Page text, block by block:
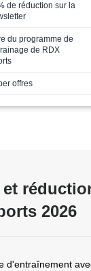
de réduction sur la
du programme de
de RDX
offres
2026
d'entraînement